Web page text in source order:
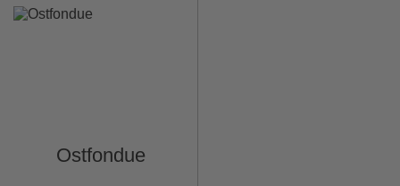
Ostfondue